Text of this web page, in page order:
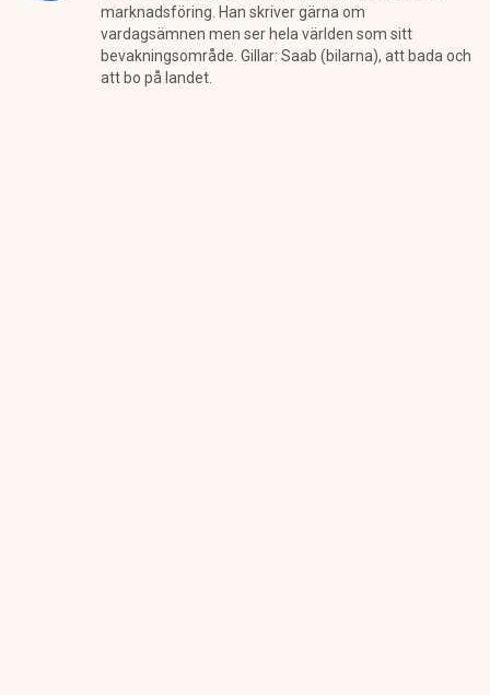
marknadsföring. Han skriver gärna om
vardagsämnen men ser hela världen som sitt
bevakningsområde. Gillar: Saab (bilarna), att bada och
att bo på landet.